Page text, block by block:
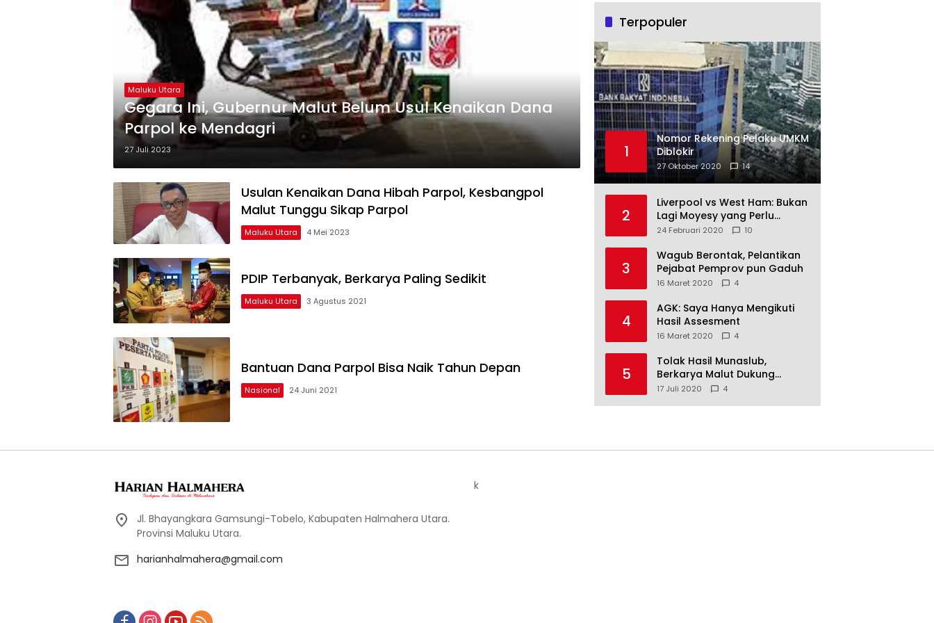
Maluku Utara
Gegara Ini, Gubernur Malut Belum Usul Kenaikan Dana
Parpol ke Mendagri
27 Juli 2023
Usulan Kenaikan Dana Hibah Parpol, Kesbangpol
Malut Tunggu Sikap Parpol
Maluku Utara 4 Mei 2023
PDIP Terbanyak, Berkarya Paling Sedikit
Maluku Utara 3 Agustus 2021
Bantuan Dana Parpol Bisa Naik Tahun Depan
Nasional 24 Juni 2021
Terpopuler
1
Nomor Rekening Pelaku UMKM
Diblokir
27 Oktober 2020 14
2
Liverpool vs West Ham: Bukan
Lagi Moyesy yang Perlu
Ditakuti
24 Februari 2020 10
3
Wagub Berontak, Pelantikan
Pejabat Pemprov pun Gaduh
16 Maret 2020 4
4
AGK: Saya Hanya Mengikuti
Hasil Assesment
16 Maret 2020 4
5
Tolak Hasil Munaslub,
Berkarya Malut Dukung
Tommy Soeharto
17 Juli 2020 4
Jl. Bhayangkara Gamsungi-Tobelo, Kabupaten Halmahera Utara.
Provinsi Maluku Utara.
harianhalmahera@gmail.com
k